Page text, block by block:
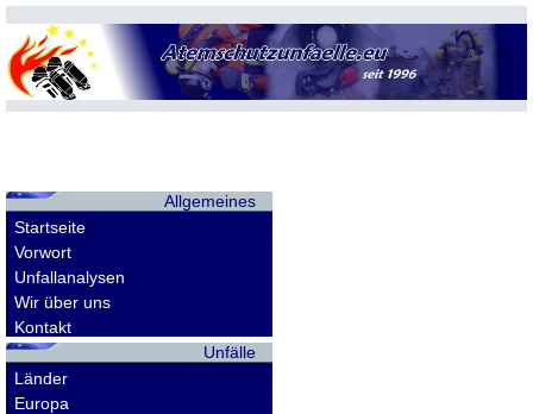
Allgemeines
Startseite
Vorwort
Unfallanalysen
Wir über uns
Kontakt
Unfälle
Länder
Europa